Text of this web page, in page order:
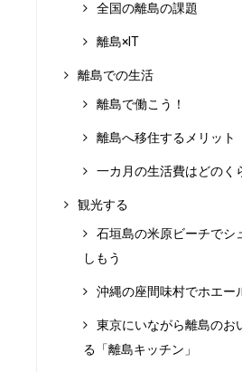
全国の離島の課題
離島×IT
離島での生活
離島で働こう！
離島へ移住するメリット
一カ月の生活費はどのく
観光する
石垣島の米原ビーチでシ
しもう
沖縄の座間味村でホエー
東京にいながら離島のお
る「離島キッチン」